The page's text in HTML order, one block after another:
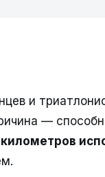
и
—